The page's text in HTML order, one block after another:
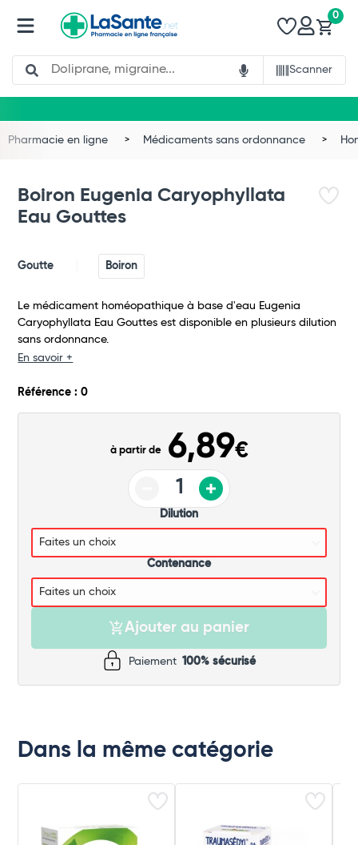
Search
Scanner
0
Total
Pharmacie en ligne Médicaments sans ordonnance
Boiron Eugenia Caryophyllata
Eau Gouttes
Goutte Boiron
Le médicament homéopathique à base d'eau Eugenia
Caryophyllata Eau Gouttes est disponible en plusieurs dilution
sans ordonnance.
En savoir +
Référence : 0
à partir de 6,89€
Dilution
Contenance
Ajouter au panier
Paiement 100% sécurisé
Dans la même catégorie